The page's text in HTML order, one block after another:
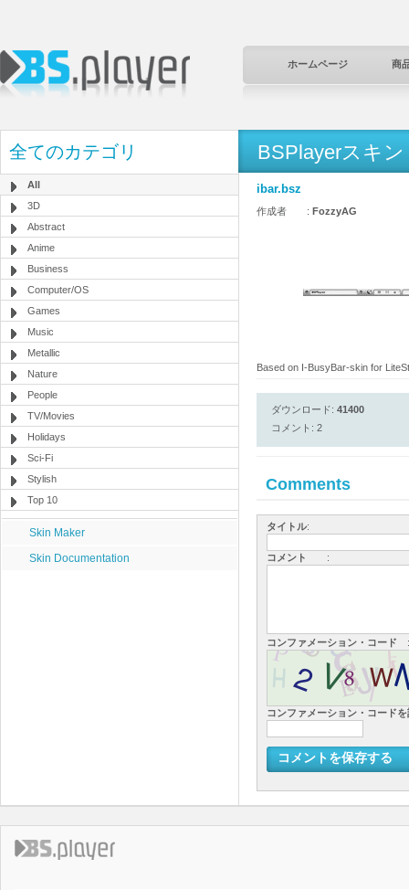
ホームページ 商
全てのカテゴリ
All
3D
Abstract
Anime
Business
Computer/OS
Games
Music
Metallic
Nature
People
TV/Movies
Holidays
Sci-Fi
Stylish
Top 10
Skin Maker
Skin Documentation
BSPlayerスキン
ibar.bsz
作成者 : FozzyAG
Based on I-BusyBar-skin for
ダウンロード: 41400
コメント: 2
Comments
タイトル:
コメント :
コンファメーション・コード :
コンファメーション・コード
コメントを保存する